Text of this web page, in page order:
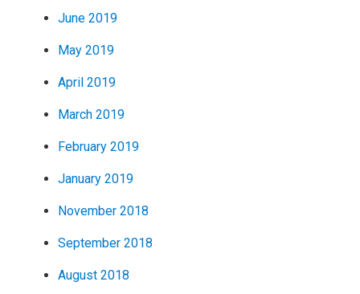
June 2019
May 2019
April 2019
March 2019
February 2019
January 2019
November 2018
September 2018
August 2018